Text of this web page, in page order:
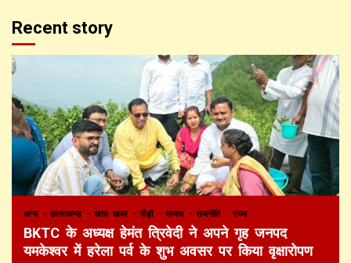
Recent story
अन्य उत्तराखण्ड खास खबर पौड़ी भाजपा राजनीति राज्य
BKTC के अध्यक्ष हेमंत त्रिवेदी ने अपने गृह जनपद
यमकेश्वर में हरेला पर्व के शुभ अवसर पर किया वृक्षारोपण